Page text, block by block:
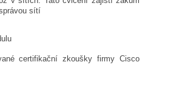
sítí
certifikační zkoušky firmy Cisco